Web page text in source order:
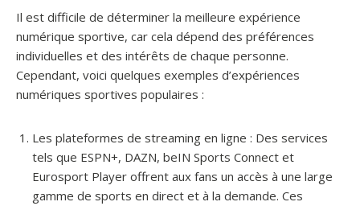
Il est difficile de déterminer la meilleure expérience
numérique sportive, car cela dépend des préférences
individuelles et des intérêts de chaque personne.
Cependant, voici quelques exemples d’expériences
numériques sportives populaires :
Les plateformes de streaming en ligne : Des services
tels que ESPN+, DAZN, beIN Sports Connect et
Eurosport Player offrent aux fans un accès à une large
gamme de sports en direct et à la demande. Ces